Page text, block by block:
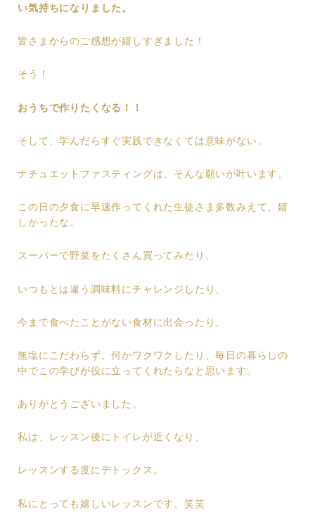
い気持ちになりました。
皆さまからのご感想が嬉しすぎました！
そう！
おうちで作りたくなる！！
そして、学んだらすぐ実践できなくては意味がない。
ナチュエットファスティングは、そんな願いが叶います。
この日の夕食に早速作ってくれた生徒さま多数みえて、嬉
しかったな。
スーパーで野菜をたくさん買ってみたり、
いつもとは違う調味料にチャレンジしたり、
今まで食べたことがない食材に出会ったり、
無塩にこだわらず、何かワクワクしたり、毎日の暮らしの
中でこの学びが役に立ってくれたらなと思います。
ありがとうございました。
私は、レッスン後にトイレが近くなり、
レッスンする度にデトックス。
私にとっても嬉しいレッスンです。笑笑